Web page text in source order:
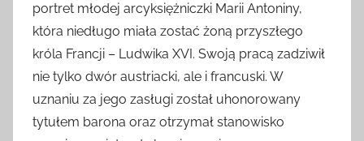
portret młodej arcyksiężniczki Marii Antoniny,
która niedługo miała zostać żoną przyszłego
króla Francji – Ludwika XVI. Swoją pracą zadziwił
nie tylko dwór austriacki, ale i francuski. W
uznaniu za jego zasługi został uhonorowany
tytułem barona oraz otrzymał stanowisko